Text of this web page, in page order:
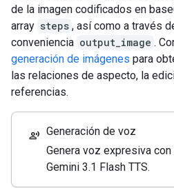
de la imagen codificados en
array steps , así como a través
conveniencia output_image .
generación de imágenes para
las relaciones de aspecto, la
referencias.
record_voice_over Generación de voz
Genera voz expresiva
Gemini 3.1 Flash TTS.